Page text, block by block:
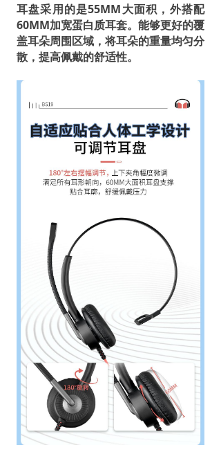
耳盘采用的是55MM大面积，外搭配
60MM加宽蛋白质耳套。能够更好的覆
盖耳朵周围区域，将耳朵的重量均匀分
散，提高佩戴的舒适性。